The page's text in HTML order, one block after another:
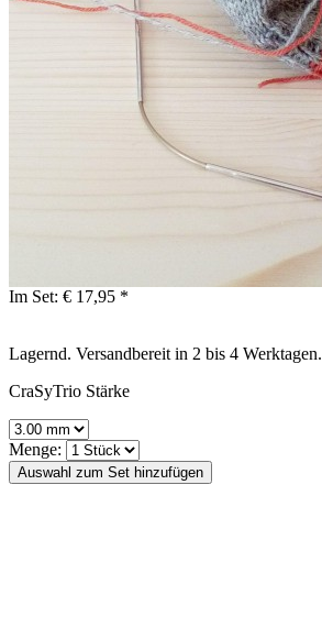
Im Set: € 17,95 *
Lagernd. Versandbereit in 2 bis 4 Werktagen.
CraSyTrio Stärke
Menge: